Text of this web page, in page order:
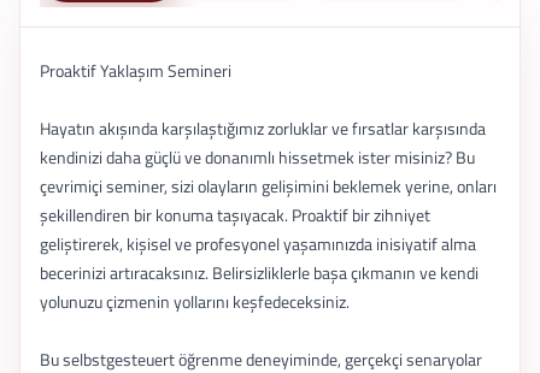
Proaktif Yaklaşım Semineri
Hayatın akışında karşılaştığımız zorluklar ve fırsatlar karşısında
kendinizi daha güçlü ve donanımlı hissetmek ister misiniz? Bu
çevrimiçi seminer, sizi olayların gelişimini beklemek yerine, onları
şekillendiren bir konuma taşıyacak. Proaktif bir zihniyet
geliştirerek, kişisel ve profesyonel yaşamınızda inisiyatif alma
becerinizi artıracaksınız. Belirsizliklerle başa çıkmanın ve kendi
yolunuzu çizmenin yollarını keşfedeceksiniz.
Bu selbstgesteuert öğrenme deneyiminde, gerçekçi senaryolar